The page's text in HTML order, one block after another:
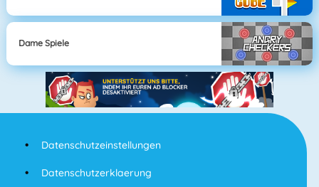
Dame Spiele
Datenschutzeinstellungen
Datenschutzerklaerung